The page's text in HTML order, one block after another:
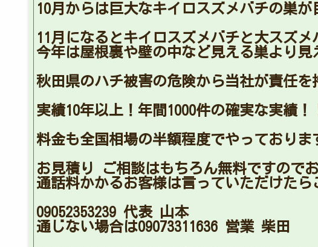
10月からは巨大なキイロスズメバチの巣が
11月になるとキイロスズメバチと大スズメ
今年は屋根裏や壁の中など見える巣より見
秋田県のハチ被害の危険から当社が責任を
実績10年以上！年間1000件の確実な実績
料金も全国相場の半額程度でやっておりま
お見積り ご相談はもちろん無料ですので
通話料かかるお客様は言っていただけたら
09052353239 代表 山本
通じない場合は09073311636 営業 柴田